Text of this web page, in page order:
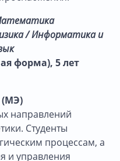
/ Информатика и
форма), 5 лет
(МЭ)
направлений
Студенты
процессам, а
и управления